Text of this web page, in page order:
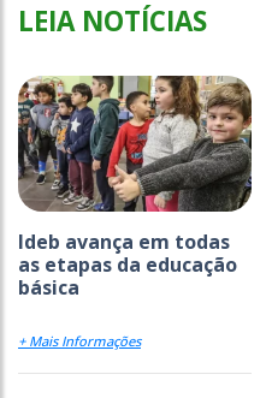
LEIA NOTÍCIAS
Ideb avança em todas
as etapas da educação
básica
+ Mais Informações